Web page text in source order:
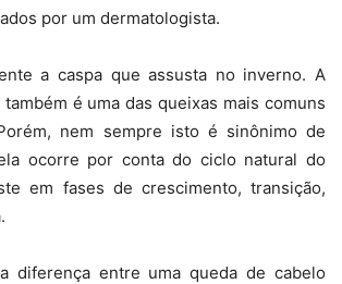
por um dermatologista.
a caspa que assusta no inverno. A
é uma das queixas mais comuns
nem sempre isto é sinônimo de
ocorre por conta do ciclo natural do
em fases de crescimento, transição,
diferença entre uma queda de cabelo